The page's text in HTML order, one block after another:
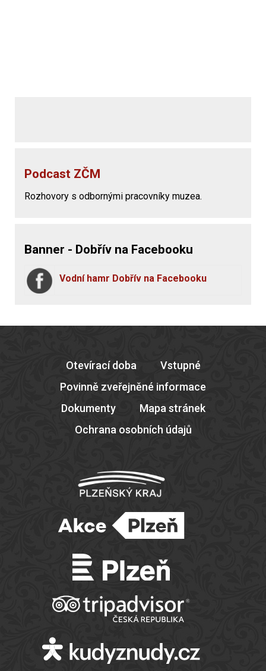
Podcast ZČM
Rozhovory s odbornými pracovníky muzea.
Banner - Dobřív na Facebooku
Vodní hamr Dobřív na Facebooku
Otevírací doba
Vstupné
Povinně zveřejněné informace
Dokumenty
Mapa stránek
Ochrana osobních údajů